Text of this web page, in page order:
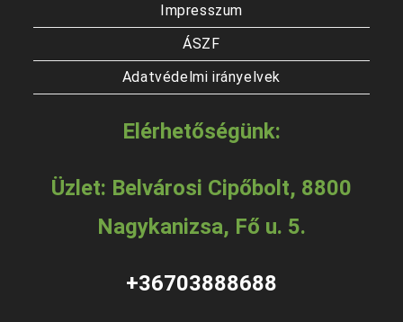
Impresszum
ÁSZF
Adatvédelmi irányelvek
Elérhetőségünk:
Üzlet: Belvárosi Cipőbolt, 8800
Nagykanizsa, Fő u. 5.
+36703888688